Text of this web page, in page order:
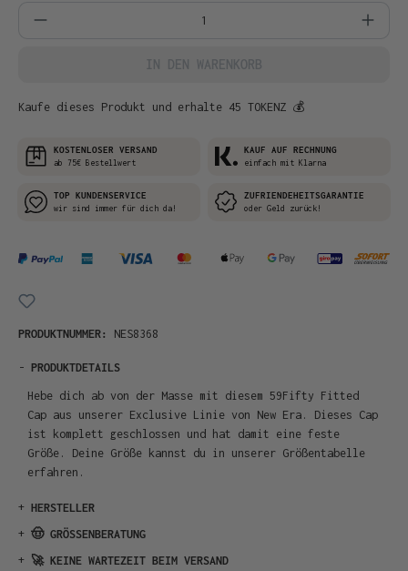
Produkt Anzahl: Gib den gewünschten
IN DEN WARENKORB
Kaufe dieses Produkt und erhalte 45 TOKENZ 💰
KOSTENLOSER VERSAND
ab 75€ Bestellwert
KAUF AUF RECHNUNG
einfach mit Klarna
TOP KUNDENSERVICE
wir sind immer für dich da!
ZUFRIENDEHEITSGARANTIE
oder Geld zurück!
PRODUKTNUMMER: NES8368
- PRODUKTDETAILS
Hebe dich ab von der Masse mit diesem 59Fifty Fitted
Cap aus unserer Exclusive Linie von New Era. Dieses Cap
ist komplett geschlossen und hat damit eine feste
Größe. Deine Größe kannst du in unserer Größentabelle
erfahren.
+ HERSTELLER
+ 🤠 GRÖSSENBERATUNG
+ 🚀 KEINE WARTEZEIT BEIM VERSAND